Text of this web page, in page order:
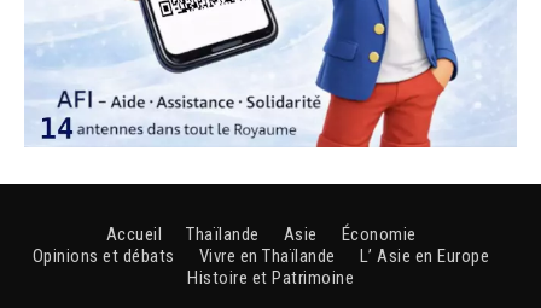
Accueil Thaïlande Asie
Économie
Opinions et débats
Vivre en Thaïlande
L’ Asie en Europe
Histoire et Patrimoine